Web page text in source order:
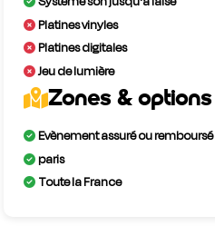
Platines vinyles
Platines digitales
Jeu de lumière
Zones & options
Evènement assuré ou remboursé
paris
Toute la France